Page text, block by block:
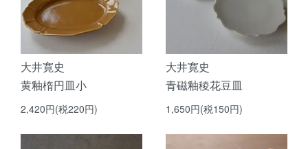
大井寛史
黄釉楕円皿小
2,420円(税220円)
大井寛史
青磁釉稜花豆皿
1,650円(税150円)